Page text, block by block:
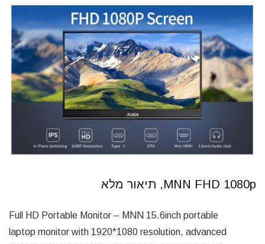
MNN FHD 1080p, תיאור מלא
Full HD Portable Monitor – MNN 15.6inch portable
laptop monitor with 1920*1080 resolution, advanced